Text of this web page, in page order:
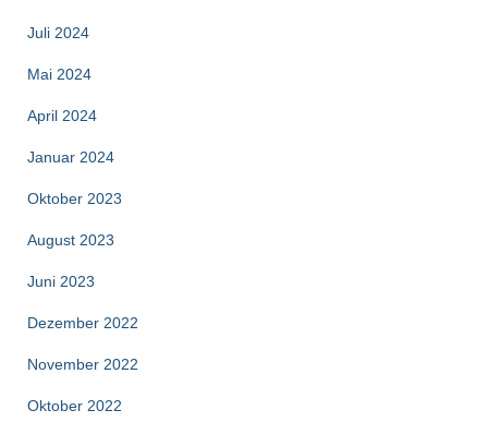
Juli 2024
Mai 2024
April 2024
Januar 2024
Oktober 2023
August 2023
Juni 2023
Dezember 2022
November 2022
Oktober 2022